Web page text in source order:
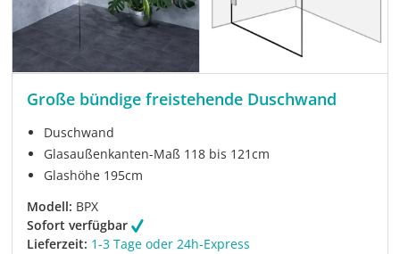
Große bündige freistehende Duschwand
Duschwand
Glasaußenkanten-Maß 118 bis 121cm
Glashöhe 195cm
Modell: BPX
Sofort verfügbar
Lieferzeit: 1-3 Tage oder 24h-Express